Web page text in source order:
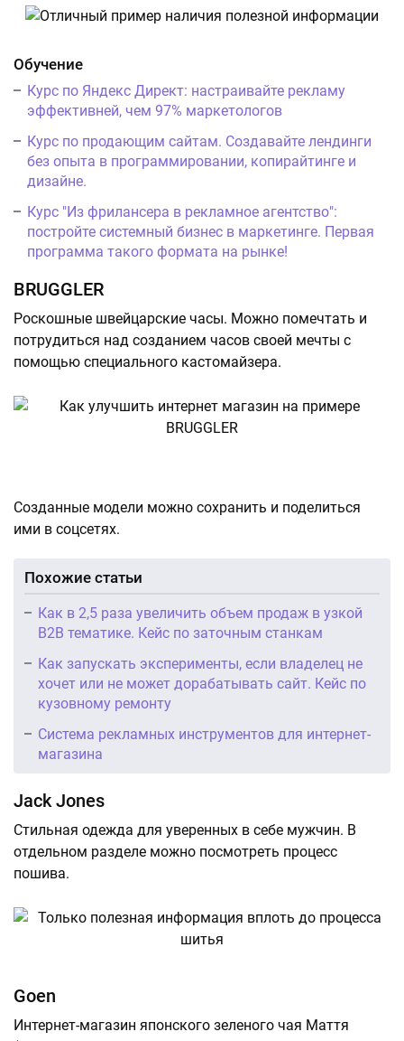
Обучение
Курс по Яндекс Директ: настраивайте рекламу
эффективней, чем 97% маркетологов
Курс по продающим сайтам. Создавайте лендинги
без опыта в программировании, копирайтинге и
дизайне.
Курс "Из фрилансера в рекламное агентство":
постройте системный бизнес в маркетинге. Первая
программа такого формата на рынке!
BRUGGLER
Роскошные швейцарские часы. Можно помечтать и
потрудиться над созданием часов своей мечты с
помощью специального кастомайзера.
Созданные модели можно сохранить и поделиться
ими в соцсетях.
Похожие статьи
Как в 2,5 раза увеличить объем продаж в узкой
B2B тематике. Кейс по заточным станкам
Как запускать эксперименты, если владелец не
хочет или не может дорабатывать сайт. Кейс по
кузовному ремонту
Система рекламных инструментов для интернет-
магазина
Jack Jones
Стильная одежда для уверенных в себе мужчин. В
отдельном разделе можно посмотреть процесс
пошива.
Goen
Интернет-магазин японского зеленого чая Маття